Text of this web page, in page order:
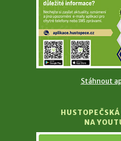
Stáhnout
NA